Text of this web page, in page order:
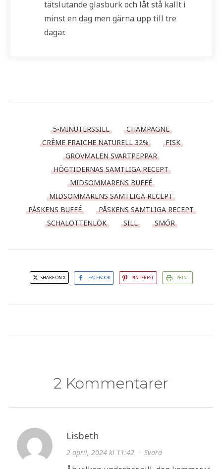
tätslutande glasburk och låt stå kallt i
minst en dag men gärna upp till tre
dagar.
5-MINUTERSSILL
CHAMPAGNE
CRÈME FRAICHE NATURELL 32%
FISK
GROVMALEN SVARTPEPPAR
HÖGTIDERNAS SAMTLIGA RECEPT
MIDSOMMARENS BUFFÉ
MIDSOMMARENS SAMTLIGA RECEPT
PÅSKENS BUFFÉ
PÅSKENS SAMTLIGA RECEPT
SCHALOTTENLÖK
SILL SMÖR
SHARE ON X FACEBOOK PINTEREST PRINT
2 Kommentarer
Lisbeth
2 april, 2024 kl 11:42· Svara